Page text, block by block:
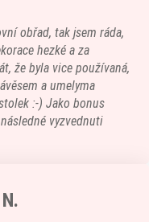
obřad, tak jsem ráda,
hezké a za
že byla vice používaná,
a umelyma
:-) Jako bonus
vyzvednuti